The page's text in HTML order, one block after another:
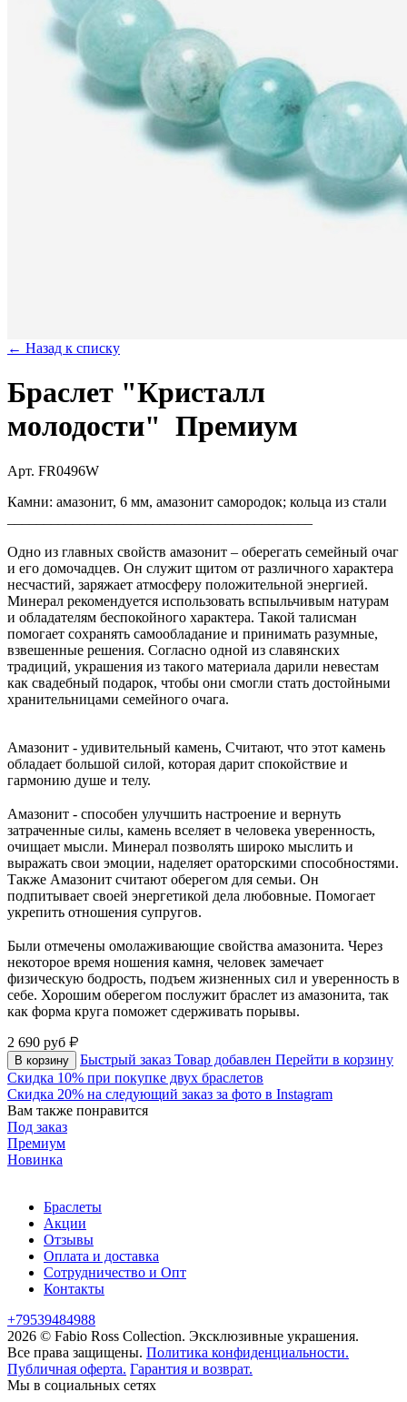
← Назад к списку
Браслет "Кристалл
молодости" Премиум
Арт. FR0496W
Камни: амазонит, 6 мм, амазонит самородок; кольца из стали
Одно из главных свойств амазонит – оберегать семейный очаг
и его домочадцев. Он служит щитом от различного характера
несчастий, заряжает атмосферу положительной энергией.
Минерал рекомендуется использовать вспыльчивым натурам
и обладателям беспокойного характера. Такой талисман
помогает сохранять самообладание и принимать разумные,
взвешенные решения. Согласно одной из славянских
традиций, украшения из такого материала дарили невестам
как свадебный подарок, чтобы они смогли стать достойными
хранительницами семейного очага.
Амазонит - удивительный камень, Считают, что этот камень
обладает большой силой, которая дарит спокойствие и
гармонию душе и телу.
Амазонит - способен улучшить настроение и вернуть
затраченные силы, камень вселяет в человека уверенность,
очищает мысли. Минерал позволять широко мыслить и
выражать свои эмоции, наделяет ораторскими способностями.
Также Амазонит считают оберегом для семьи. Он
подпитывает своей энергетикой дела любовные. Помогает
укрепить отношения супругов.
Были отмечены омолаживающие свойства амазонита. Через
некоторое время ношения камня, человек замечает
физическую бодрость, подъем жизненных сил и уверенность в
себе. Хорошим оберегом послужит браслет из амазонита, так
как форма круга поможет сдерживать порывы.
2 690 руб
В корзину Быстрый заказ Товар добавлен Перейти в корзину
Скидка 10% при покупке двух браслетов
Скидка 20% на следующий заказ за фото в Instagram
Вам также понравится
Под заказ
Премиум
Новинка
Браслеты
Акции
Отзывы
Оплата и доставка
Сотрудничество и Опт
Контакты
+79539484988
2026 © Fabio Ross Collection. Эксклюзивные украшения.
Все права защищены. Политика конфиденциальности.
Публичная оферта. Гарантия и возврат.
Мы в социальных сетях